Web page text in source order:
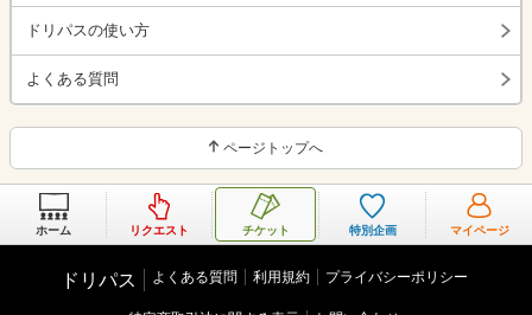
ドリパスの使い方
よくある質問
ページトップへ
ホーム リクエスト チケット 特別企画 マイページ
ドリパス よくある質問 利用規約 プライバシーポリシー